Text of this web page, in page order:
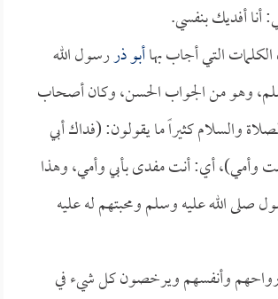
أنا أفديك بنفسي.
التي أجاب بهاأبو ذررسول الله
وهو من الجواب الحسن، وكان أصحاب
والسلام كثيراً ما يقولون: (فداك أبي
وأمي)، أي: أنت مفدى بأبي وأمي، وهذا
صلى الله عليه وسلم ومحبتهم له عليه
وأنفسهم ويرخصون كل شيء في